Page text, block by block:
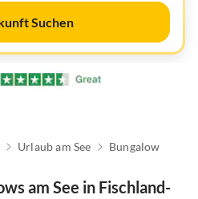
Suchen
Urlaub am See Bungalow
am See in Fischland-